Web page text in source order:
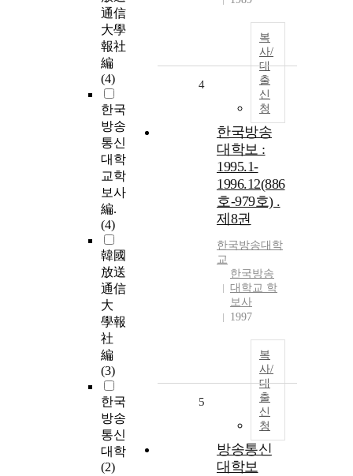
通信
大學
報社
編
(4)
한국
방송
통신
대학
교학
보사
編.
(4)
韓國
放送
通信
大
學報
社
編
(3)
한국
방송
통신
대학
(2)
복
사/
대
출
신
청
4
한국방송
대학보 :
1995.1-
1996.12(886
호-979호) .
제8권
한국방송대학
교
한국방송
대학교 학
보사
1997
복
사/
대
출
신
청
5
방송통신
대학보